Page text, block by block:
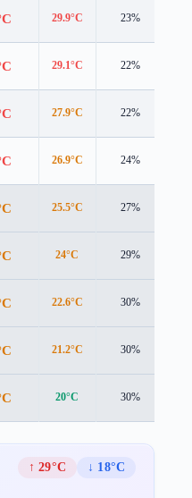
29.9°C 23%
29.1°C 22%
27.9°C 22%
26.9°C 24%
25.5°C 27%
24°C 29%
22.6°C 30%
21.2°C 30%
20°C 30%
↑ 29°C
↓ 18°C